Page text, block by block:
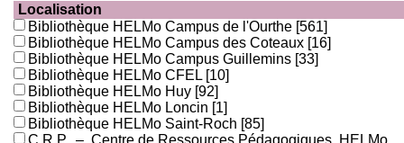
Localisation
Bibliothèque HELMo Campus de l'Ourthe [561]
Bibliothèque HELMo Campus des Coteaux [16]
Bibliothèque HELMo Campus Guillemins [33]
Bibliothèque HELMo CFEL [10]
Bibliothèque HELMo Huy [92]
Bibliothèque HELMo Loncin [1]
Bibliothèque HELMo Saint-Roch [85]
C.R.P. – Centre de Ressources Pédagogiques HELMo